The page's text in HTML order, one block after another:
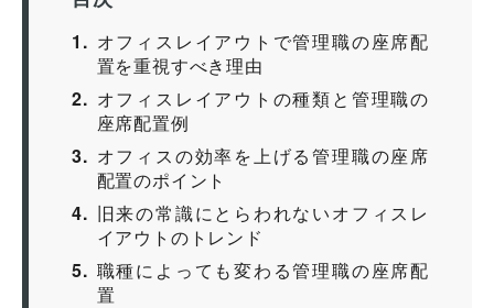
1
オフィスレイアウトで管理職の座席配
置を重視すべき理由
2
オフィスレイアウトの種類と管理職の
座席配置例
3
オフィスの効率を上げる管理職の座席
配置のポイント
4
旧来の常識にとらわれないオフィスレ
イアウトのトレンド
5
職種によっても変わる管理職の座席配
置